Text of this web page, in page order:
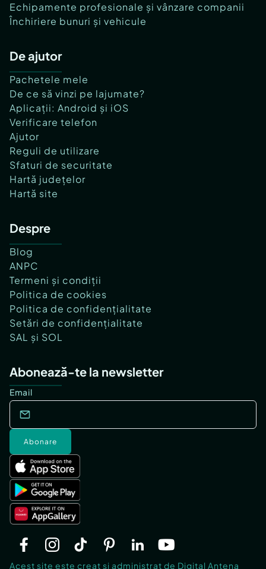
Echipamente profesionale și vânzare companii
Închiriere bunuri și vehicule
De ajutor
Pachetele mele
De ce să vinzi pe lajumate?
Aplicații: Android și iOS
Verificare telefon
Ajutor
Reguli de utilizare
Sfaturi de securitate
Hartă județelor
Hartă site
Despre
Blog
ANPC
Termeni și condiții
Politica de cookies
Politica de confidențialitate
Setări de confidențialitate
SAL și SOL
Abonează-te la newsletter
Email
Abonare
Acest site este creat si administrat de Digital Antena